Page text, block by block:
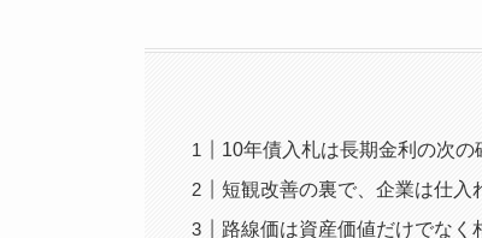
10年債入札は長期金利の次の
短観改善の裏で、企業は仕入
路線価は資産価値だけでなく